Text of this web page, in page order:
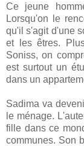
Ce jeune
Lorsqu'on le
qu'il s'agit d'une
et les êtres.
Soniss, on
est surtout un
dans un
Sadima va
le ménage.
fille dans ce
communes. Son